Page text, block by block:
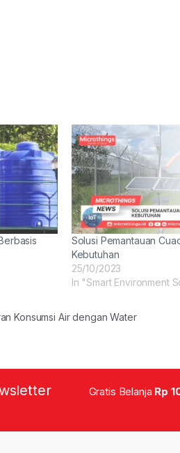
Solusi Pemantauan
Kebutuhan
25/10/2023
In "Smart Environment
Konsumsi Air dengan Water
Gratis Belanja Rp